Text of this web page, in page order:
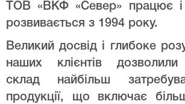
ТОВ «ВКФ «Север» працює і
розвивається з 1994 року.
Великий досвід і глибоке
наших клієнтів
склад найбільш
продукції, що включає